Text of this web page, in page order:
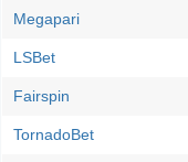
Megapari
LSBet
Fairspin
TornadoBet